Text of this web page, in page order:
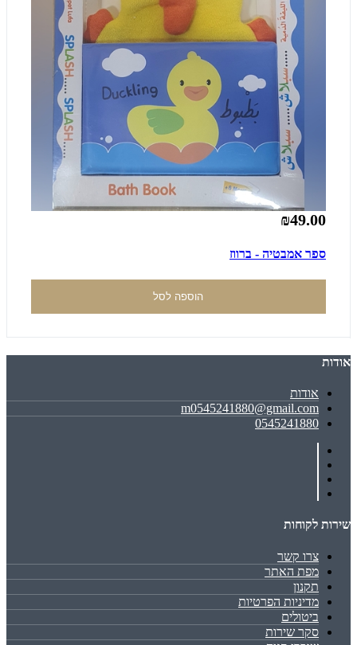
₪49.00
ספר אמבטיה - ברווז
הוספה לסל
אודות
אודות
m0545241880@gmail.com
0545241880
שירות לקוחות
צרו קשר
מפת האתר
תקנון
מדיניות הפרטיות
ביטולים
סקר שירות